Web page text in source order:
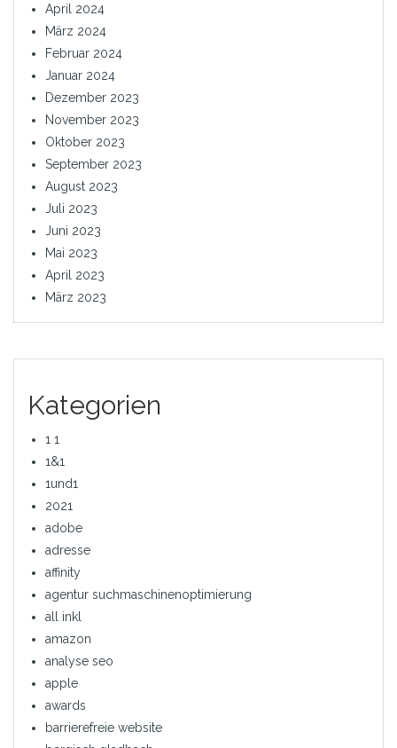
April 2024
März 2024
Februar 2024
Januar 2024
Dezember 2023
November 2023
Oktober 2023
September 2023
August 2023
Juli 2023
Juni 2023
Mai 2023
April 2023
März 2023
Kategorien
1 1
1&1
1und1
2021
adobe
adresse
affinity
agentur suchmaschinenoptimierung
all inkl
amazon
analyse seo
apple
awards
barrierefreie website